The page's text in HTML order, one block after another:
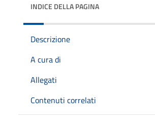
INDICE DELLA PAGINA
Descrizione
A cura di
Allegati
Contenuti correlati